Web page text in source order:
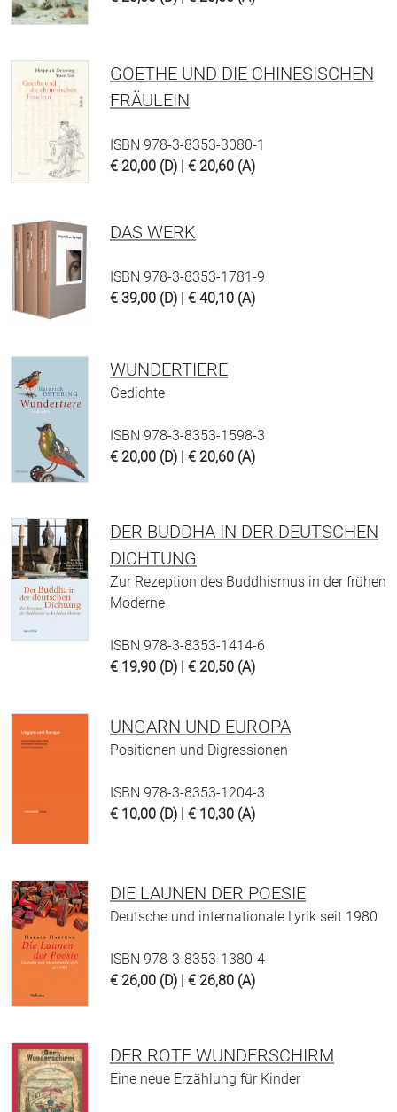
GOETHE UND DIE CHINESISCHEN
FRÄULEIN
ISBN 978-3-8353-3080-1
€ 20,00 (D) | € 20,60 (A)
DAS WERK
ISBN 978-3-8353-1781-9
€ 39,00 (D) | € 40,10 (A)
WUNDERTIERE
Gedichte
ISBN 978-3-8353-1598-3
€ 20,00 (D) | € 20,60 (A)
DER BUDDHA IN DER DEUTSCHEN
DICHTUNG
Zur Rezeption des Buddhismus in der frühen
Moderne
ISBN 978-3-8353-1414-6
€ 19,90 (D) | € 20,50 (A)
UNGARN UND EUROPA
Positionen und Digressionen
ISBN 978-3-8353-1204-3
€ 10,00 (D) | € 10,30 (A)
DIE LAUNEN DER POESIE
Deutsche und internationale Lyrik seit 1980
ISBN 978-3-8353-1380-4
€ 26,00 (D) | € 26,80 (A)
DER ROTE WUNDERSCHIRM
Eine neue Erzählung für Kinder